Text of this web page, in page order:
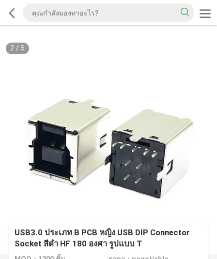
2/ 5
USB3.0 ประเภท B PCB หญิง USB DIP Connector
Socket สีดํา HF 180 องศา รูปแบบ T